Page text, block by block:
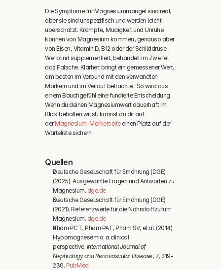
Die Symptome für Magnesiummangel sind real,
aber sie sind unspezifisch und werden leicht
überschätzt. Krämpfe, Müdigkeit und Unruhe
können von Magnesium kommen, genauso aber
von Eisen, Vitamin D, B12 oder der Schilddrüse.
Wer blind supplementiert, behandelt im Zweifel
das Falsche. Klarheit bringt ein gemessener Wert,
am besten im Verbund mit den verwandten
Markern und im Verlauf betrachtet. So wird aus
einem Bauchgefühl eine fundierte Entscheidung.
Wenn du deinen Magnesiumwert dauerhaft im
Blick behalten willst, kannst du dir auf
der Magnesium-Markerseite einen Platz auf der
Warteliste sichern.
Quellen
Deutsche Gesellschaft für Ernährung (DGE)
(2025). Ausgewählte Fragen und Antworten zu
Magnesium. dge.de
Deutsche Gesellschaft für Ernährung (DGE)
(2021). Referenzwerte für die Nährstoffzufuhr:
Magnesium. dge.de
Pham PCT, Pham PAT, Pham SV, et al. (2014).
Hypomagnesemia: a clinical
perspective. International Journal of
Nephrology and Renovascular Disease, 7, 219-
230. PubMed